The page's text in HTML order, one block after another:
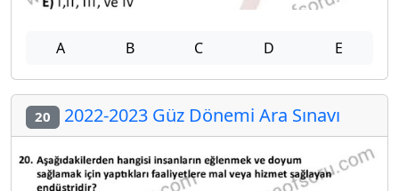
A B C D E
20 2022-2023 Güz Dönemi Ara Sınavı